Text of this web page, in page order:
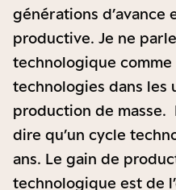
générations d’avance
productive. Je ne
technologique comme
technologies dans les
production de masse.
dire qu’un cycle
ans. Le gain de
technologique est de